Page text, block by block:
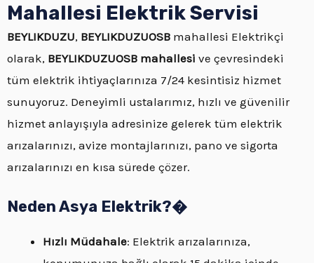
Mahallesi Elektrik Servisi
BEYLIKDUZU, BEYLIKDUZUOSB mahallesi Elektrikçi
olarak, BEYLIKDUZUOSB mahallesi ve çevresindeki
tüm elektrik ihtiyaçlarınıza 7/24 kesintisiz hizmet
sunuyoruz. Deneyimli ustalarımız, hızlı ve güvenilir
hizmet anlayışıyla adresinize gelerek tüm elektrik
arızalarınızı, avize montajlarınızı, pano ve sigorta
arızalarınızı en kısa sürede çözer.
Neden Asya Elektrik?�
Hızlı Müdahale: Elektrik arızalarınıza,